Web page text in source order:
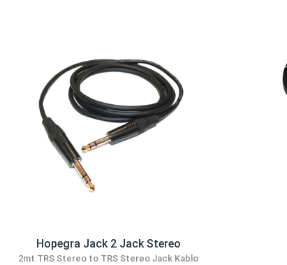
Hopegra Jack 2 Jack Stereo
2mt TRS Stereo to TRS Stereo Jack Kablo